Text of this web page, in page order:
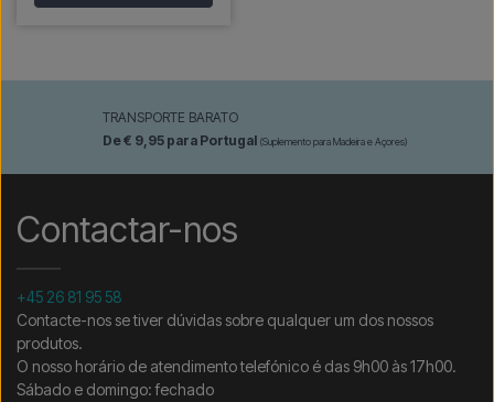
TRANSPORTE BARATO
De € 9,95 para Portugal (Suplemento para Madeira e Açores)
Contactar-nos
+45 26 81 95 58
Contacte-nos se tiver dúvidas sobre qualquer um dos nossos
produtos.
O nosso horário de atendimento telefónico é das 9h00 às 17h00.
Sábado e domingo: fechado